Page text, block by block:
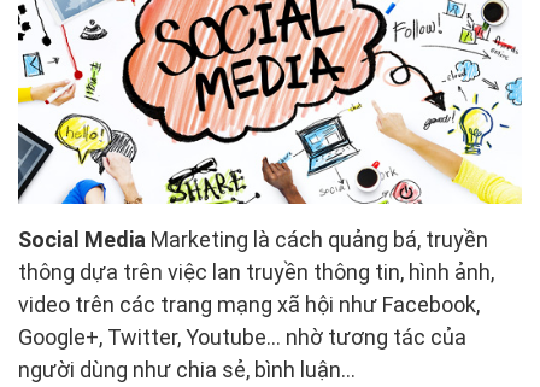
Social Media Marketing là cách quảng bá, truyền
thông dựa trên việc lan truyền thông tin, hình ảnh,
video trên các trang mạng xã hội như Facebook,
Google+, Twitter, Youtube… nhờ tương tác của
người dùng như chia sẻ, bình luận...